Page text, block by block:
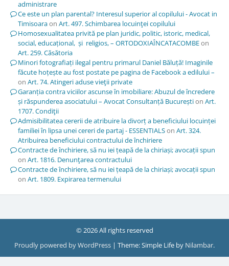
administrare
Ce este un plan parental? Interesul superior al copilului - Avocat in
Timisoaraon Art. 497. Schimbarea locuinţei copilului
Homosexualitatea privită pe plan juridic, politic, istoric, medical,
social, educațional, și religios, – ORTODOXIAÎNCATACOMBEon
Art. 259. Căsătoria
Minori fotografiați ilegal pentru primarul Daniel Băluță! Imaginile
făcute hoțește au fost postate pe pagina de Facebook a edilului –
on Art. 74. Atingeri aduse vieţii private
Garanția contra viciilor ascunse în imobiliare: Abuzul de încredere
și răspunderea asociatului – Avocat Consultanță Bucureștion Art.
1707. Condiţii
Admisibilitatea cererii de atribuire la divorț a beneficiului locuinței
familiei în lipsa unei cereri de partaj - ESSENTIALSon Art. 324.
Atribuirea beneficiului contractului de închiriere
Contracte de închiriere, să nu iei țeapă de la chiriași; avocații spun
on Art. 1816. Denunţarea contractului
Contracte de închiriere, să nu iei țeapă de la chiriași; avocații spun
on Art. 1809. Expirarea termenului
© 2026 All rights reserved
Proudly powered by WordPress | Theme: Simple Life by Nilambar.